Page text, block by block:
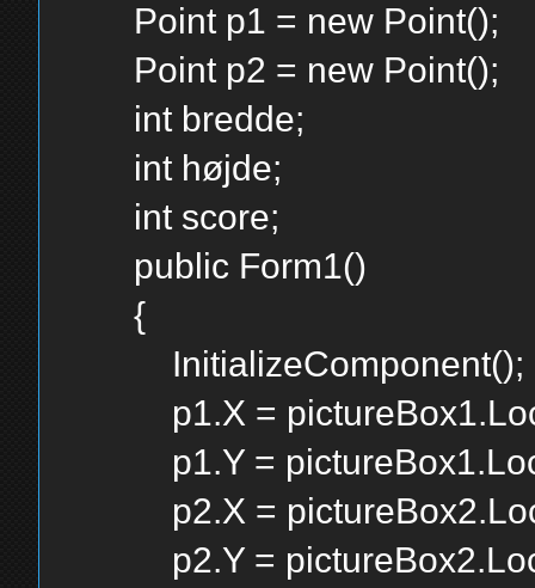
Point p1 = new Point();
Point p2 = new Point();
int bredde;
int højde;
int score;
public Form1()
{
InitializeComponent();
p1.X =
p1.Y =
p2.X =
p2.Y =